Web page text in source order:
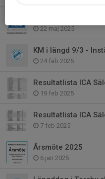
22 maj 2025
KM i längd 9/3 -
24 feb 2025
Resultatlista ICA
19 feb 2025
Resultatlista ICA
7 feb 2025
Årsmöte 2025
6 jan 2025